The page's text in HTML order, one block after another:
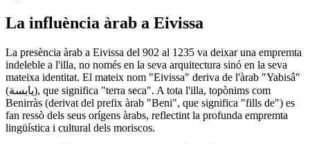
La influència àrab a Eivissa
La presència àrab a Eivissa del 902 al 1235 va deixar una empremta
indeleble a l'illa, no només en la seva arquitectura sinó en la seva
mateixa identitat. El mateix nom "Eivissa" deriva de l'àrab "Yabisâ"
(يابسة), que significa "terra seca". A tota l'illa, topònims com
Benirràs (derivat del prefix àrab "Beni", que significa "fills de") es
fan ressò dels seus orígens àrabs, reflectint la profunda empremta
lingüística i cultural dels moriscos.